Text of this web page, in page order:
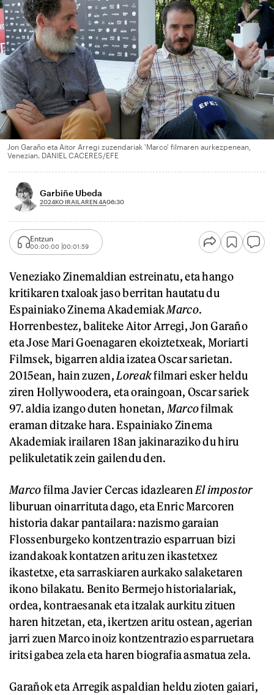
Jon Garaño eta Aitor Arregi zuzendariak 'Marco' filmaren aurkezpenean,
Venezian. DANIEL CACERES/EFE
Garbiñe Ubeda
2024KO IRAILAREN 4A06:30
Entzun
00:00:00 00:01:59
Veneziako Zinemaldian estreinatu, eta hango
kritikaren txaloak jaso berritan hautatu du
Espainiako Zinema AkademiakMarco.
Horrenbestez, baliteke Aitor Arregi, Jon Garaño
eta Jose Mari Goenagaren ekoiztetxeak, Moriarti
Filmsek, bigarren aldia izatea Oscar sarietan.
2015ean, hain zuzen, Loreakfilmari esker heldu
ziren Hollywoodera, eta oraingoan, Oscar sariek
97. aldia izango duten honetan, Marcofilmak
eraman ditzake hara. Espainiako Zinema
Akademiak irailaren 18an jakinaraziko du hiru
pelikuletatik zein gailendu den.
Marcofilma Javier Cercas idazlearen El impostor
liburuan oinarrituta dago, eta Enric Marcoren
historia dakar pantailara: nazismo garaian
Flossenburgeko kontzentrazio esparruan bizi
izandakoak kontatzen aritu zen ikastetxez
ikastetxe, eta sarraskiaren aurkako salaketaren
ikono bilakatu. Benito Bermejo historialariak,
ordea, kontraesanak eta itzalak aurkitu zituen
haren hitzetan, eta, ikertzen aritu ostean, agerian
jarri zuen Marco inoiz kontzentrazio esparruetara
iritsi gabea zela eta haren biografia asmatua zela.
Garañok eta Arregik aspaldian heldu zioten gaiari,